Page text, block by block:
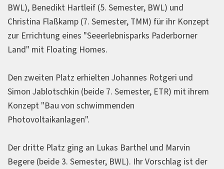
BWL), Benedikt Hartleif (5. Semester, BWL) und
Christina Flaßkamp (7. Semester, TMM) für ihr Konzept
zur Errichtung eines "Seeerlebnisparks Paderborner
Land" mit Floating Homes.
Den zweiten Platz erhielten Johannes Rotgeri und
Simon Jablotschkin (beide 7. Semester, ETR) mit ihrem
Konzept "Bau von schwimmenden
Photovoltaikanlagen".
Der dritte Platz ging an Lukas Barthel und Marvin
Begere (beide 3. Semester, BWL). Ihr Vorschlag ist der